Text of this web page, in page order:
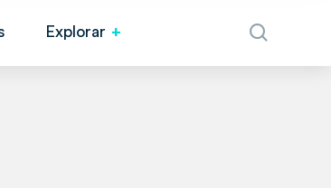
Explorar